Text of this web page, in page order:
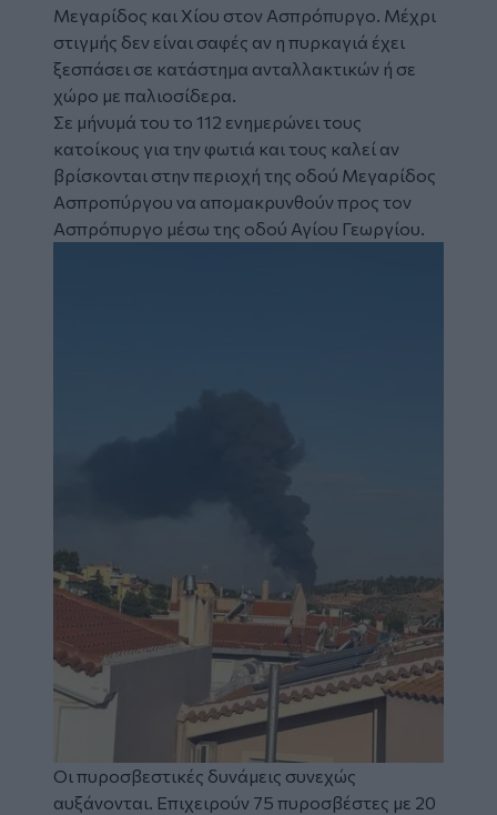
Μεγαρίδος και Χίου στον Ασπρόπυργο. Μέχρι
στιγμής δεν είναι σαφές αν η πυρκαγιά έχει
ξεσπάσει σε κατάστημα ανταλλακτικών ή σε
χώρο με παλιοσίδερα.
Facebook
Σε μήνυμά του το 112 ενημερώνει τους
κατοίκους για την φωτιά και τους καλεί αν
βρίσκονται στην περιοχή της οδού Μεγαρίδος
Ασπροπύργου να απομακρυνθούν προς τον
Ασπρόπυργο μέσω της οδού Αγίου Γεωργίου.
Οι πυροσβεστικές δυνάμεις συνεχώς
αυξάνονται. Επιχειρούν 75 πυροσβέστες με 20